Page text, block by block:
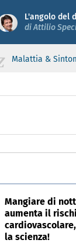
L'angolo del
di Attilio
Malattia &
Mangiare di
aumenta il
la scienza!